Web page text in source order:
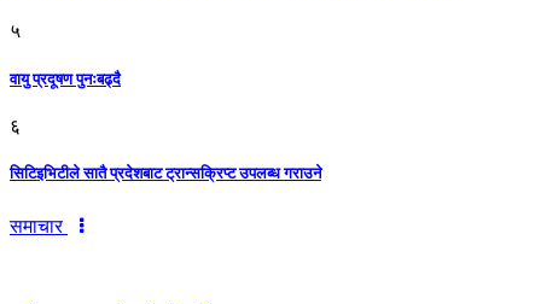
५
वायु प्रदूषण पुनःबढ्दै
६
सिटिइभिटीले सातै प्रदेशबाट ट्रान्सक्रिप्ट उपलब्ध गराउने
समाचार